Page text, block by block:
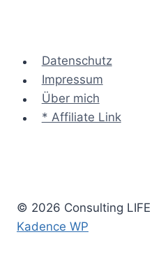
Datenschutz
Impressum
Über mich
* Affiliate Link
© 2026 Consulting
Kadence WP